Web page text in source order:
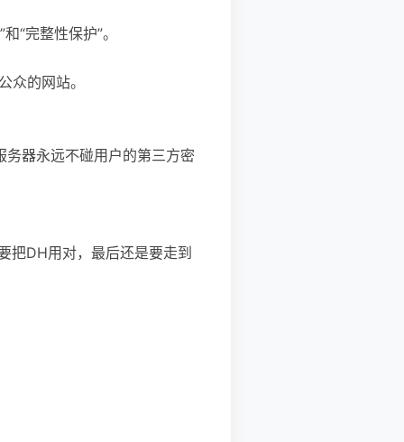
“完整性保护”。
众的网站。
器永远不碰用户的第三方密
把DH用对，最后还是要走到